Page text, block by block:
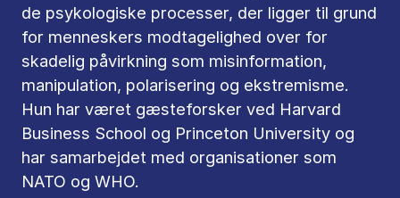
de psykologiske processer, der ligger til grund
for menneskers modtagelighed over for
skadelig påvirkning som misinformation,
manipulation, polarisering og ekstremisme.
Hun har været gæsteforsker ved Harvard
Business School og Princeton University og
har samarbejdet med organisationer som
NATO og WHO.